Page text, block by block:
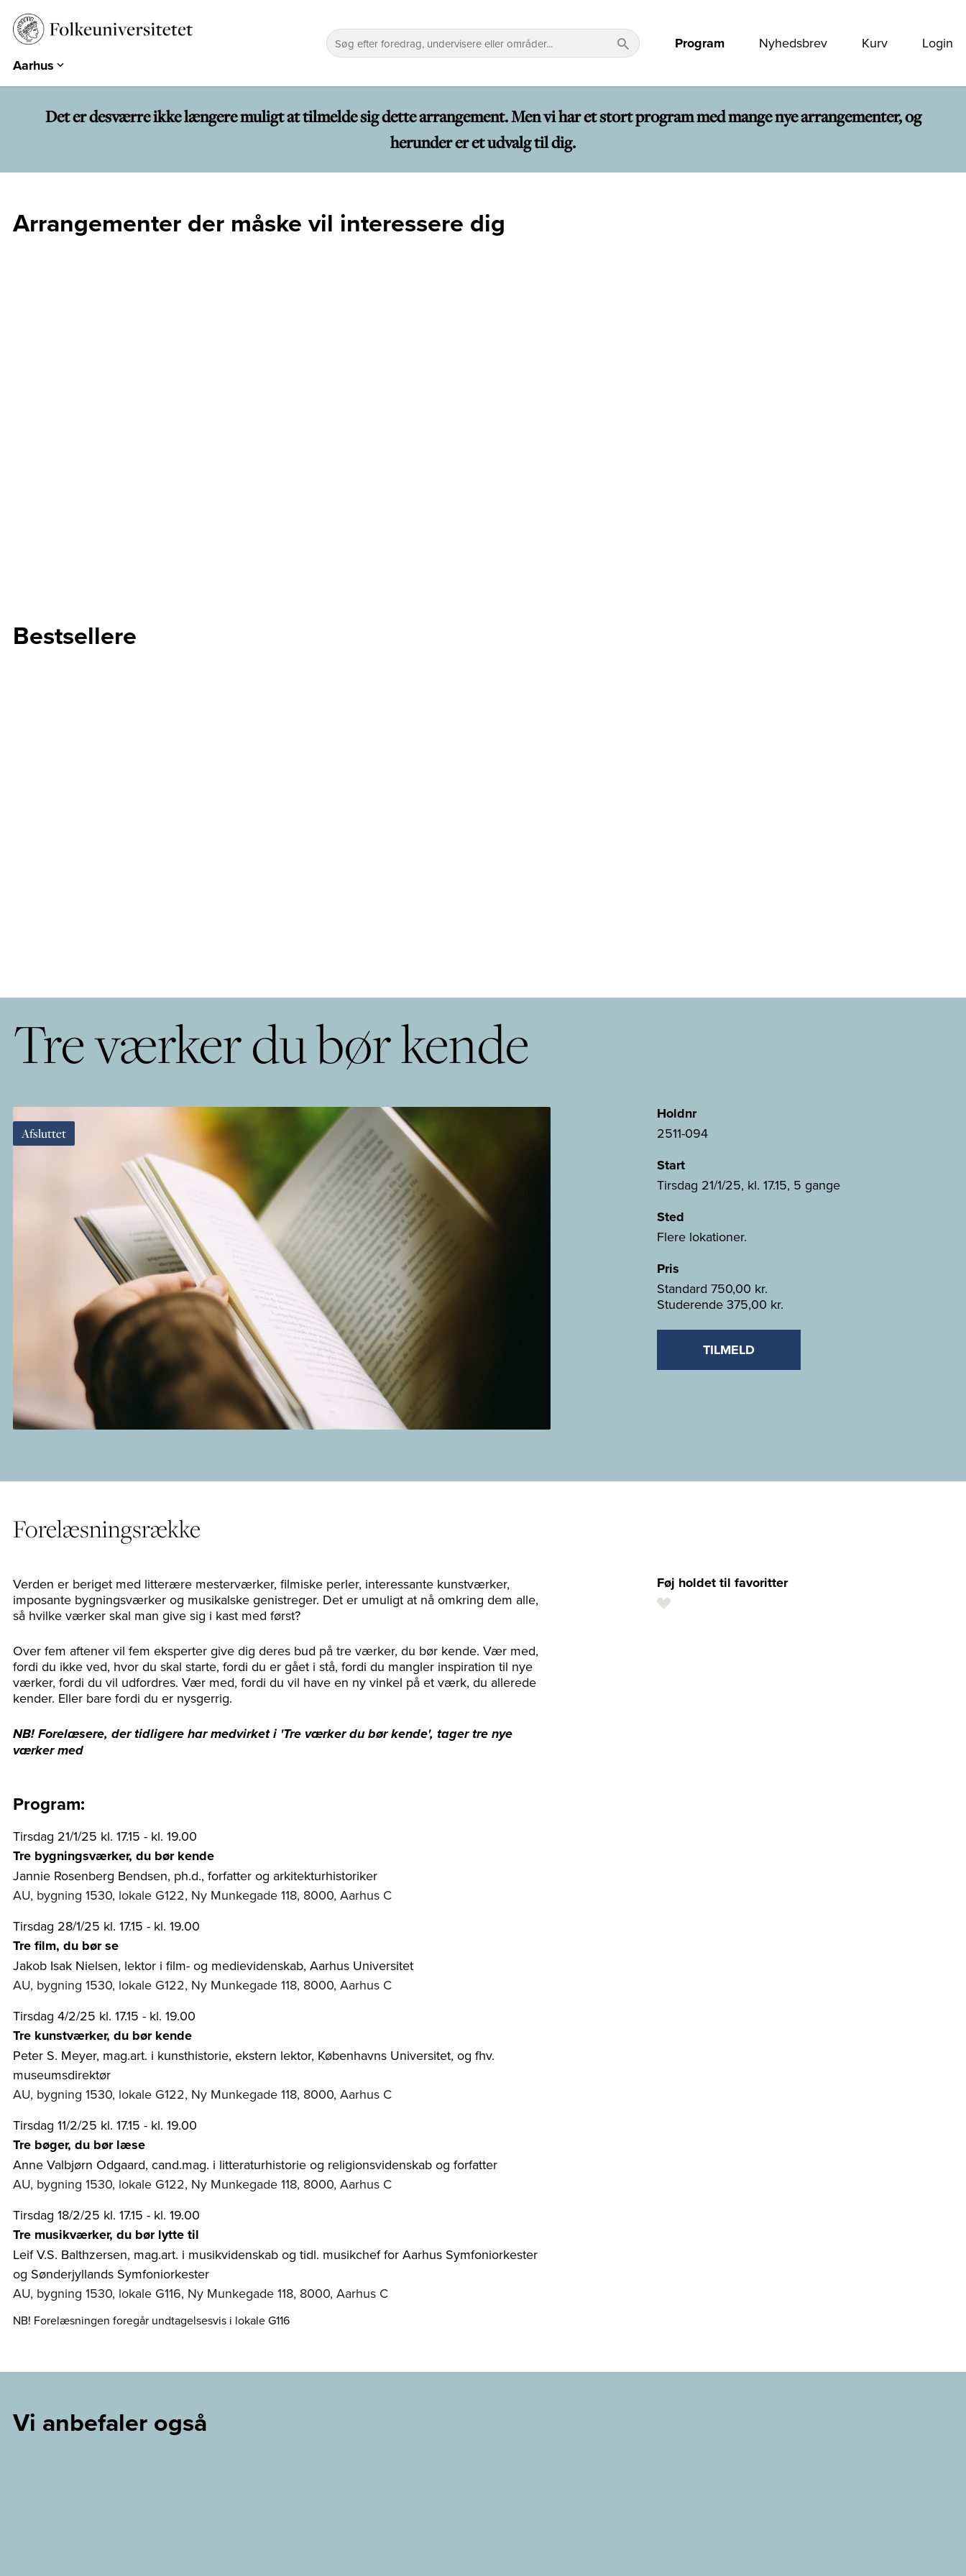
Aarhus
Aarhus
Emdrup
Herning
PARK
EUROPA 360°
Program Nyhedsbrev Kurv Login
Det er desværre ikke længere muligt at tilmelde sig dette arrangement. Men vi har et stort program med mange nye arrangementer, og
herunder er et udvalg til dig.
Arrangementer der måske vil interessere dig
Bestsellere
Tre værker du bør kende
Afsluttet
Holdnr
2511-094
Start
Tirsdag 21/1/25, kl. 17.15, 5 gange
Sted
Flere lokationer.
Pris
Standard 750,00 kr.
Studerende 375,00 kr.
TILMELD
Forelæsningsrække
Verden er beriget med litterære mesterværker, filmiske perler, interessante kunstværker,
imposante bygningsværker og musikalske genistreger. Det er umuligt at nå omkring dem alle,
så hvilke værker skal man give sig i kast med først?
Over fem aftener vil fem eksperter give dig deres bud på tre værker, du bør kende. Vær med,
fordi du ikke ved, hvor du skal starte, fordi du er gået i stå, fordi du mangler inspiration til nye
værker, fordi du vil udfordres. Vær med, fordi du vil have en ny vinkel på et værk, du allerede
kender. Eller bare fordi du er nysgerrig.
NB! Forelæsere, der tidligere har medvirket i 'Tre værker du bør kende', tager tre nye
værker med
Program:
Tirsdag 21/1/25 kl. 17.15 - kl. 19.00
Tre bygningsværker, du bør kende
Jannie Rosenberg Bendsen, ph.d., forfatter og arkitekturhistoriker
AU, bygning 1530, lokale G122, Ny Munkegade 118, 8000, Aarhus C
Tirsdag 28/1/25 kl. 17.15 - kl. 19.00
Tre film, du bør se
Jakob Isak Nielsen, lektor i film- og medievidenskab, Aarhus Universitet
AU, bygning 1530, lokale G122, Ny Munkegade 118, 8000, Aarhus C
Tirsdag 4/2/25 kl. 17.15 - kl. 19.00
Tre kunstværker, du bør kende
Peter S. Meyer, mag.art. i kunsthistorie, ekstern lektor, Københavns Universitet, og fhv.
museumsdirektør
AU, bygning 1530, lokale G122, Ny Munkegade 118, 8000, Aarhus C
Tirsdag 11/2/25 kl. 17.15 - kl. 19.00
Tre bøger, du bør læse
Anne Valbjørn Odgaard, cand.mag. i litteraturhistorie og religionsvidenskab og forfatter
AU, bygning 1530, lokale G122, Ny Munkegade 118, 8000, Aarhus C
Tirsdag 18/2/25 kl. 17.15 - kl. 19.00
Tre musikværker, du bør lytte til
Leif V.S. Balthzersen, mag.art. i musikvidenskab og tidl. musikchef for Aarhus Symfoniorkester
og Sønderjyllands Symfoniorkester
AU, bygning 1530, lokale G116, Ny Munkegade 118, 8000, Aarhus C
NB! Forelæsningen foregår undtagelsesvis i lokale G116
Føj holdet til favoritter
Vi anbefaler også